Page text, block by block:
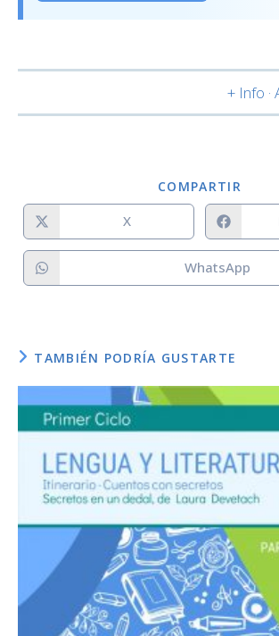
+ Info ·
Notas:
Staff:
Créditos / fuente:
COMPARTIR
X
WhatsApp
TAMBIÉN PODRÍA GUSTARTE